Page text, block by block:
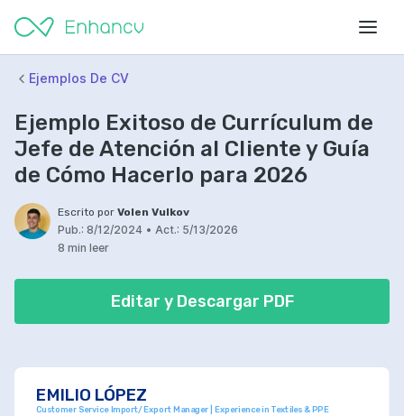
Ejemplos De CV
Ejemplo Exitoso de Currículum de
Jefe de Atención al Cliente y Guía
de Cómo Hacerlo para 2026
Escrito por Volen Vulkov
Pub.: 8/12/2024 • Act.: 5/13/2026
8 min leer
Editar y Descargar PDF
EMILIO LÓPEZ
Customer Service Import/Export Manager | Experience in Textiles & PPE